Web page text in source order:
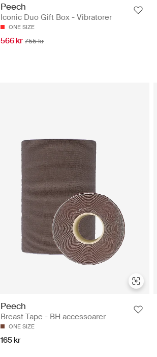
Peech
Iconic Duo Gift Box - Vibratorer
ONE SIZE
566 kr 755 kr
Peech
Breast Tape - BH accessoarer
ONE SIZE
165 kr